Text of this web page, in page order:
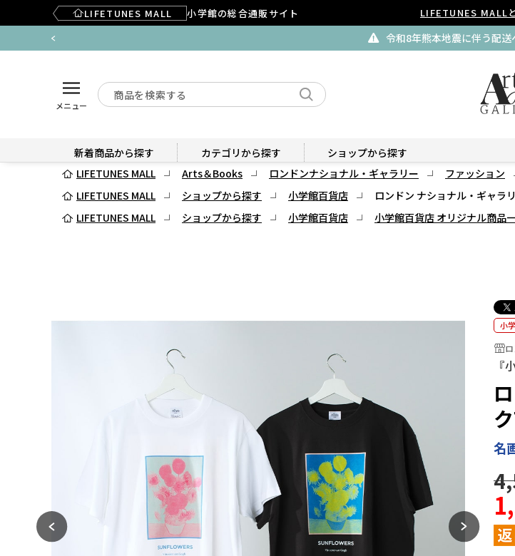
LIFETUNES MALL 小学館の総合通販サイト LIFETUNES MALL
令和8年熊本地震に伴う配
メニュー
新着商品から探す カテゴリから探す ショップから探す
LIFETUNES MALL Arts＆Books ロンドンナショナル・ギャラリー ファッション
LIFETUNES MALL
ショップから探す 小学館百貨店
ロンドン ナショナル・ギャラ
LIFETUNES MALL
ショップから探す 小学館百貨店 小学館百貨店 オリジナル商品
小
『
名